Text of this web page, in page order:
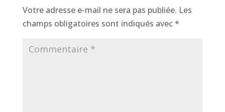
Votre adresse e-mail ne sera pas publiée. Les
champs obligatoires sont indiqués avec*